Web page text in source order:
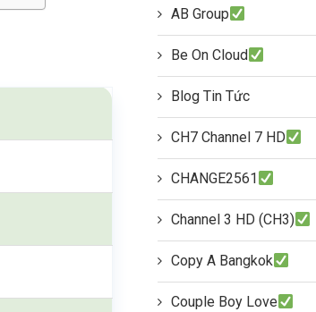
AB Group
Be On Cloud
Blog Tin Tức
CH7 Channel 7 HD
CHANGE2561
Channel 3 HD (CH3)
Copy A Bangkok
Couple Boy Love